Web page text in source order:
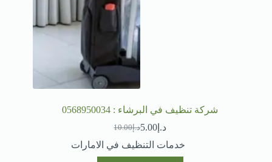
شركة تنظيف في البرشاء : 0568950034
د.إ10.00
السعر
الأصلي
هو:
د.إ 5.00السعر
الحالي
هو:
خدمات التنظيف في الامارات